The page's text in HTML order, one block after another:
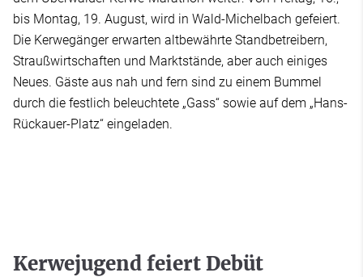
bis Montag, 19. August, wird in Wald-Michelbach gefeiert.
Die Kerwegänger erwarten altbewährte Standbetreibern,
Straußwirtschaften und Marktstände, aber auch einiges
Neues. Gäste aus nah und fern sind zu einem Bummel
durch die festlich beleuchtete „Gass“ sowie auf dem „Hans-
Rückauer-Platz“ eingeladen.
Kerwejugend feiert Debüt